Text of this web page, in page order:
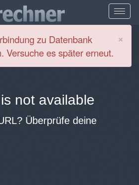
×
zu Datenbank
Versuche es später erneut.
not available
Überprüfe deine